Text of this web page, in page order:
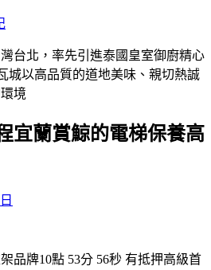
台北，率先引進泰國皇室御廚精心
城以高品質的道地美味、親切熱誠
境
宜蘭賞鯨的電梯保養高
品牌10點 53分 56秒 有抵押高級首